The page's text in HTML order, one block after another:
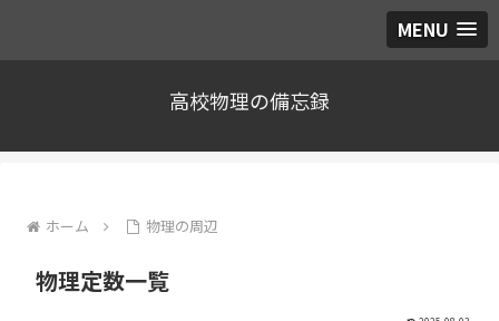
MENU
高校物理の備忘録
ホーム 物理の周辺
物理定数一覧